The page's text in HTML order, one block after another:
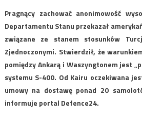
Pragnący zachować anonimowość
Departamentu Stanu przekazał
związane ze stanem stosunków
Zjednoczonymi. Stwierdził, że
pomiędzy Ankarą i Waszyngtonem jest
systemu S-400. Od Kairu oczekiwana
umowy na dostawę ponad 20
informuje portal Defence24.